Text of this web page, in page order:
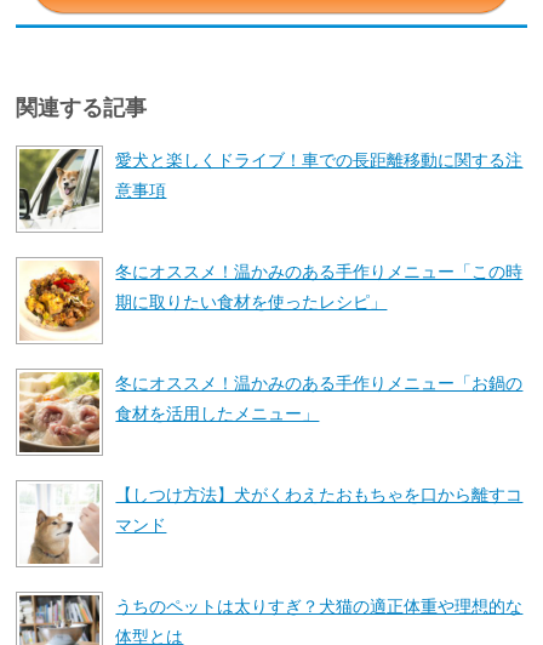
関連する記事
愛犬と楽しくドライブ！車での長距離移動に関する注
意事項
冬にオススメ！温かみのある手作りメニュー「この時
期に取りたい食材を使ったレシピ」
冬にオススメ！温かみのある手作りメニュー「お鍋の
食材を活用したメニュー」
【しつけ方法】犬がくわえたおもちゃを口から離すコ
マンド
うちのペットは太りすぎ？犬猫の適正体重や理想的な
体型とは